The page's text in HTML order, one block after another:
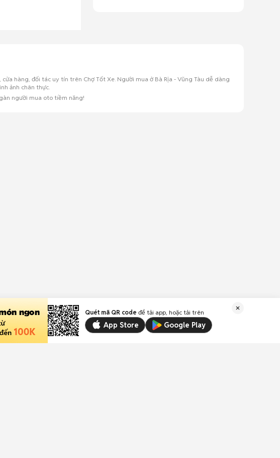
hàng, đối tác uy tín trên Chợ Tốt Xe. Người mua ở Bà Rịa - Vũng Tàu dễ dàng
ảnh chân thực.
người mua oto tiềm năng!
Quét mã QR code để tải app, hoặc tải trên
App Store Google Play